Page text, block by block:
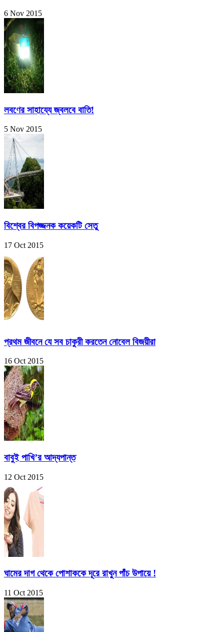
6 Nov 2015
লবণের সাহায্যে জ্বলবে বাতি!
5 Nov 2015
বিশ্বের বিপজ্জনক কয়েকটি সেতু
17 Oct 2015
প্রথম জীবনে যে সব চাকুরী করতেন নোবেল বিজয়ীরা
16 Oct 2015
বাবুই পাখি’র আদ্যপান্ত
12 Oct 2015
ঘামের দাগ থেকে পোশাককে দূরে রাখুন পাঁচ উপায়ে !
11 Oct 2015